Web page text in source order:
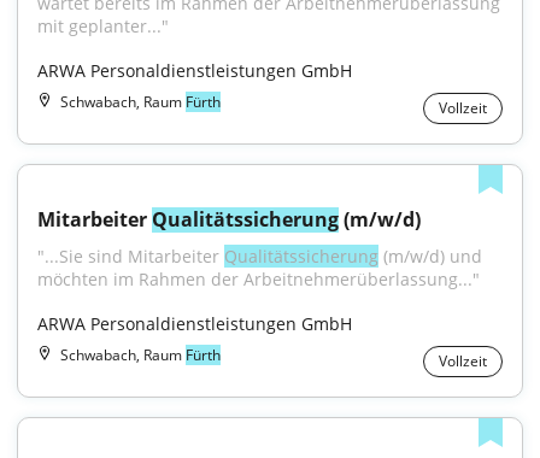
mit geplanter..."
ARWA Personaldienstleistungen GmbH
Schwabach, Raum Fürth Vollzeit
Mitarbeiter Qualitätssicherung (m/w/d)
"...Sie sind Mitarbeiter Qualitätssicherung (m/w/d) und
möchten im Rahmen der Arbeitnehmerüberlassung..."
ARWA Personaldienstleistungen GmbH
Schwabach, Raum Fürth Vollzeit